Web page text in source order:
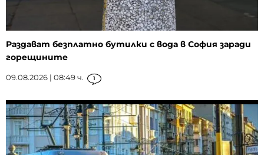
Раздават безплатно бутилки с вода в София заради
горещините
09.08.2026 | 08:49 ч. 1